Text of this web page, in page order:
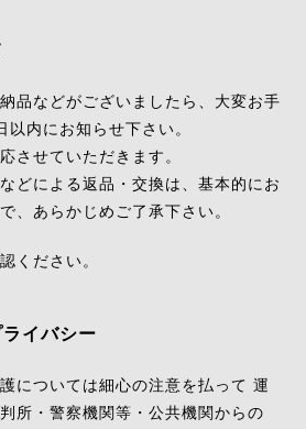
品などがございましたら、大変お手
内にお知らせ下さい。
させていただきます。
どによる返品・交換は、基本的にお
、あらかじめご了承下さい。
ください。
イバシー
については細心の注意を払って 運
所・警察機関等・公共機関からの